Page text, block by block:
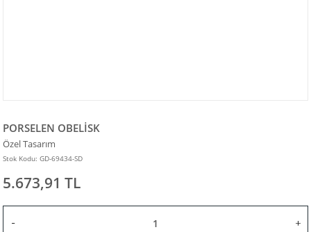
PORSELEN OBELİSK
Özel Tasarım
Stok Kodu: GD-69434-SD
5.673,91 TL